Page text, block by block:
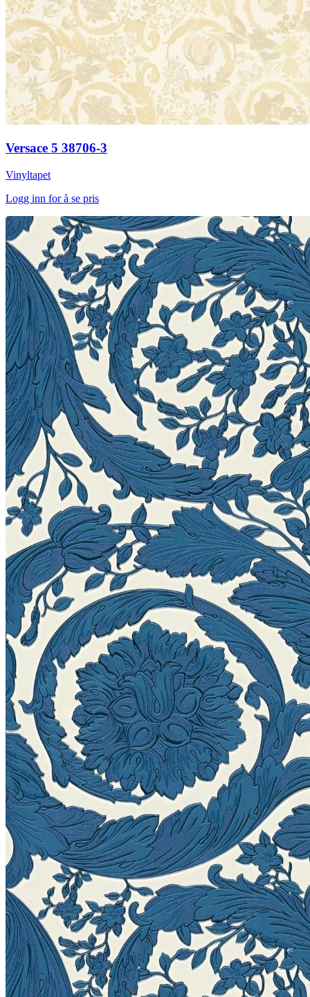
Versace 5 38706-3
Vinyltapet
Logg inn for å se pris